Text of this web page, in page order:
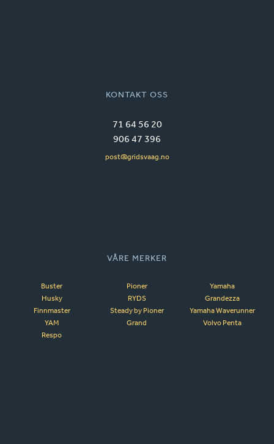
KONTAKT OSS
71 64 56 20
906 47 396
post@gridsvaag.no
VÅRE MERKER
Buster Pioner
Yamaha
Husky
RYDS
Grandezza
Finnmaster
Steady by Pioner
Yamaha Waverunner
YAM
Grand
Volvo Penta
Respo